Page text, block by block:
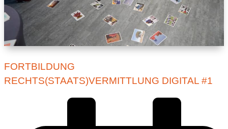
FORTBILDUNG
RECHTS(STAATS)VERMITTLUNG DIGITAL #1